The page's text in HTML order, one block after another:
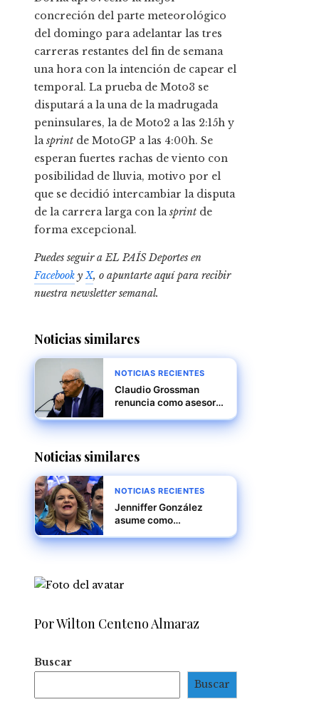
concreción del parte meteorológico
del domingo para adelantar las tres
carreras restantes del fin de semana
una hora con la intención de capear el
temporal. La prueba de Moto3 se
disputará a la una de la madrugada
peninsulares, la de Moto2 a las 2:15h y
lasprint de MotoGP a las 4:00h. Se
esperan fuertes rachas de viento con
posibilidad de lluvia, motivo por el
que se decidió intercambiar la disputa
de la carrera larga con lasprint de
forma excepcional.
Puedes seguir a EL PAÍS Deportes en
Facebook yX, o apuntarte aquí para recibir
nuestra newsletter semanal.
Noticias similares
NOTICIAS RECIENTES
Claudio Grossman
renuncia como asesor
Internacional por
investigación sobre
Noticias similares
NOTICIAS RECIENTES
Jenniffer González
asume como
Rico, marcando un
isla
Por Wilton Centeno Almaraz
Buscar
Buscar